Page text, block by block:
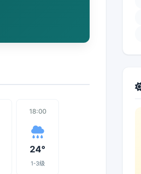
18:00
24°
1-3级